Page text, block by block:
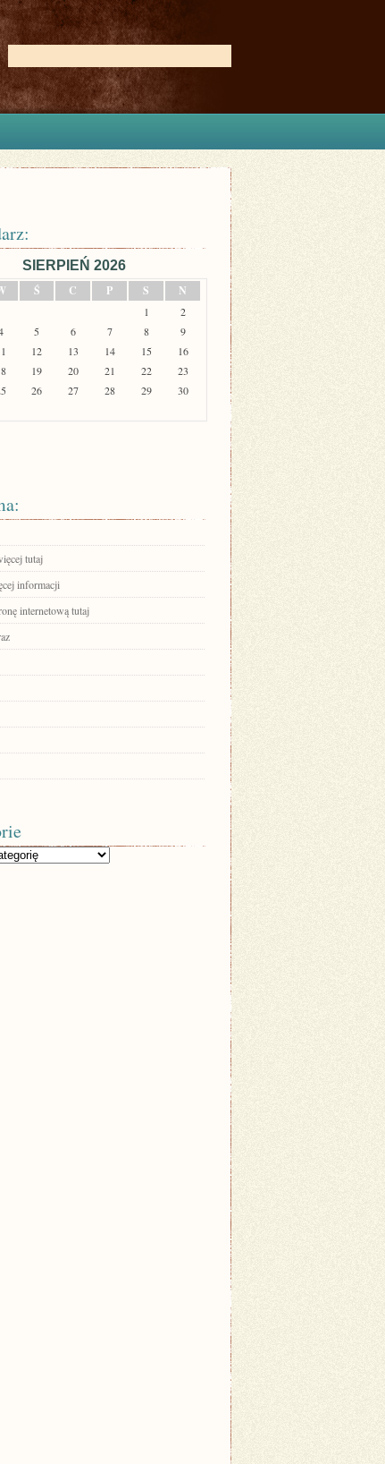
SIERPIEŃ 2026
Ś C P S N
1
2
5 6 7 8
9
12 13 14 15
16
19 20 21 22
23
26 27 28 29
30
tutaj
informacji
internetową tutaj